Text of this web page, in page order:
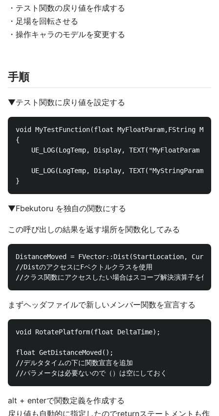
・テスト関数の戻り値を作成する
・足場を回転させる
・操作キャラのモデルを変更する
手順
▼テスト関数に戻り値を設定する
void MyTestFunction(float MyFloatParam,FString
{
▼Fbekutoru を独自の関数にする
この呼び出しの結果を返す場所を関数化してみる
DistanceMoved = FVector::Dist(StartLocation,
//DistのアクセスにFベクトルクラスを使用
まずヘッダファイルで新しいメンバー関数を宣言する
void RotatePlatform(float DeltaTime);
float GetDistanceMoved();
//デルタタイムの下に関数宣言を追加
alt + enterで関数定義を作成する
戻り値も自動的に指定したのでreturnステートメントも作